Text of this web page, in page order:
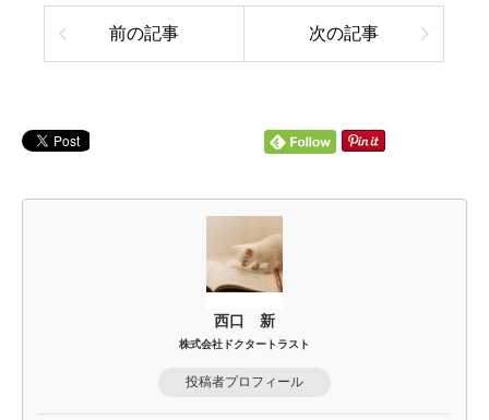
前の記事 次の記事
西口 新
株式会社ドクタートラスト
投稿者プロフィール